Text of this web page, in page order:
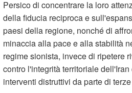
Persico di concentrare la loro
della fiducia reciproca e
paesi della regione, nonché di
minaccia alla pace e alla stabilità
regime sionista, invece di ripetere
contro l'integrità territoriale
interventi distruttivi da parte di